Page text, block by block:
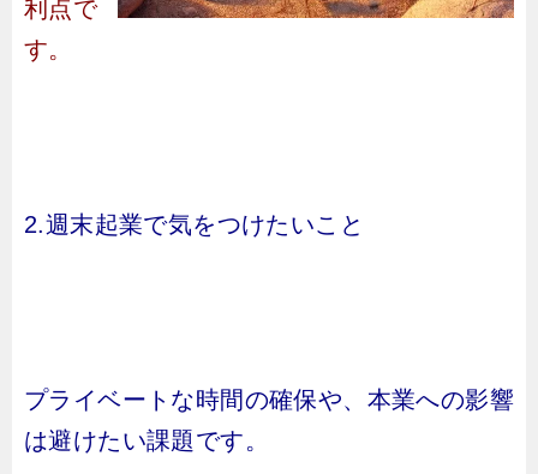
利点で
す。
2.週末起業で気をつけたいこと
プライベートな時間の確保や、本業への影響
は避けたい課題です。